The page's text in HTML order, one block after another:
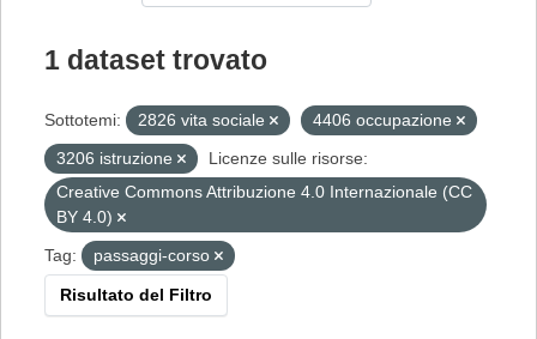
1 dataset trovato
Sottotemi: 2826 vita sociale
4406 occupazione
3206 istruzione
Licenze sulle risorse:
Creative Commons Attribuzione 4.0 Internazionale (CC
BY 4.0)
Tag:
passaggi-corso
Risultato del Filtro